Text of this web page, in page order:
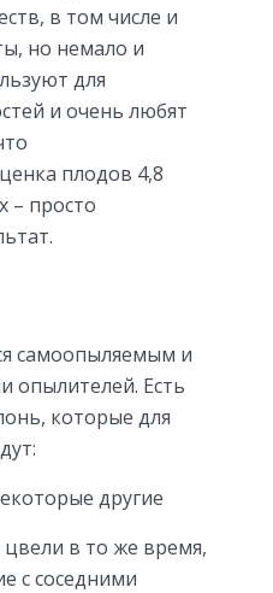
в том числе и
но немало и
для
и очень любят
плодов 4,8
– просто
самоопыляемым и
опылителей. Есть
которые для
другие
в то же время,
с соседними